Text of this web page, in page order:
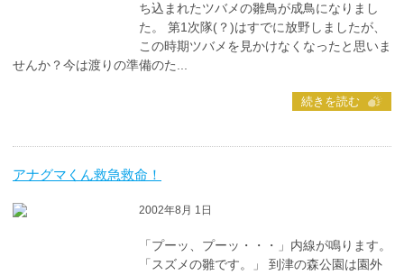
ち込まれたツバメの雛鳥が成鳥になりまし
た。 第1次隊(？)はすでに放野しましたが、
この時期ツバメを見かけなくなったと思いま
せんか？今は渡りの準備のた...
続きを読む
アナグマくん救急救命！
2002年8月 1日
「プーッ、プーッ・・・」内線が鳴ります。
「スズメの雛です。」 到津の森公園は園外